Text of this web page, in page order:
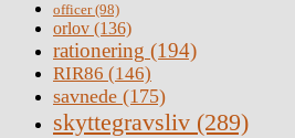
officer(98)
orlov (136)
rationering (194)
RIR86 (146)
savnede (175)
skyttegravsliv (289)